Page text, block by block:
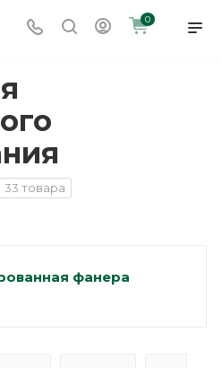
0
33 товара
фанера